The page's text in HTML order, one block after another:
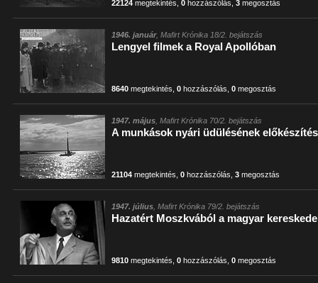
22124 megtekintés ,0 hozzászólás ,3 megosztás
1946. január, Mafirt Krónika 18/2. bejátszás
Lengyel filmek a Royal Apollóban
8640 megtekintés ,0 hozzászólás ,0 megosztás
1947. május , Mafirt Krónika 70/2. bejátszás
A munkások nyári üdülésének
21104 megtekintés ,0 hozzászólás ,3 megosztás
1947. július , Mafirt Krónika 79/2. bejátszás
Hazatért Moszkvából a magyar
9810 megtekintés ,0 hozzászólás ,0 megosztás